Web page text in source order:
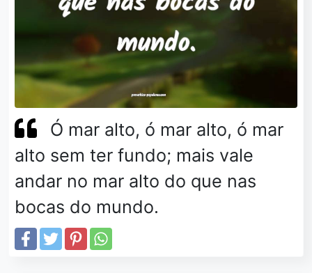
Ó mar alto, ó mar alto, ó mar
alto sem ter fundo; mais vale
andar no mar alto do que nas
bocas do mundo.